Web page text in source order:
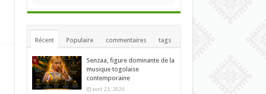
Récent Populaire commentaires tags
Senzaa, figure dominante de la
musique togolaise
contemporaine
avril 23, 2026